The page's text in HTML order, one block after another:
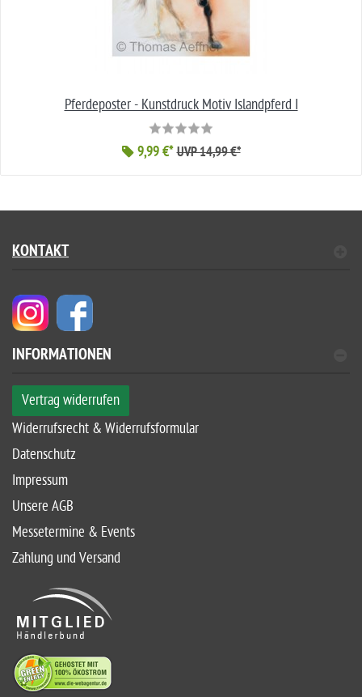
Pferdeposter - Kunstdruck Motiv Islandpferd I
9,99 €* UVP 14,99 €*
KONTAKT
INFORMATIONEN
Vertrag widerrufen
Widerrufsrecht & Widerrufsformular
Datenschutz
Impressum
Unsere AGB
Messetermine & Events
Zahlung und Versand